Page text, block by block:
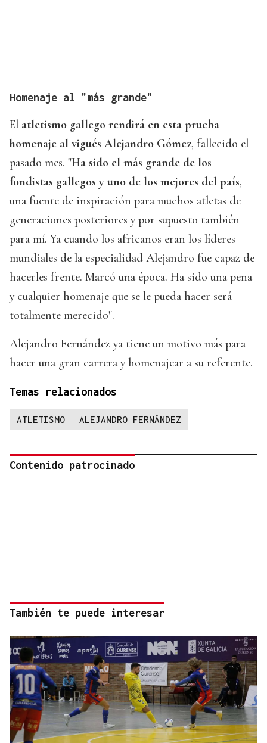
Homenaje al "más grande"
El atletismo gallego rendirá en esta prueba
homenaje al vigués Alejandro Gómez, fallecido el
pasado mes. "Ha sido el más grande de los
fondistas gallegos y uno de los mejores del país,
una fuente de inspiración para muchos atletas de
generaciones posteriores y por supuesto también
para mí. Ya cuando los africanos eran los líderes
mundiales de la especialidad Alejandro fue capaz de
hacerles frente. Marcó una época. Ha sido una pena
y cualquier homenaje que se le pueda hacer será
totalmente merecido".
Alejandro Fernández ya tiene un motivo más para
hacer una gran carrera y homenajear a su referente.
Temas relacionados
ATLETISMO ALEJANDRO FERNÁNDEZ
Contenido patrocinado
También te puede interesar